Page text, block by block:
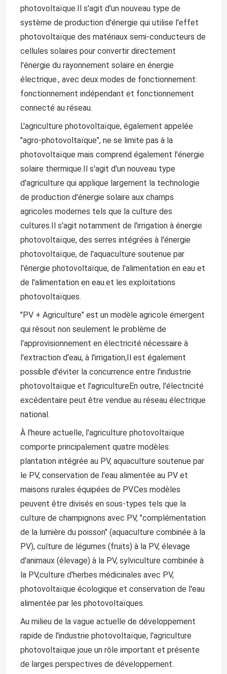
Maison
Produits
Vidéos
photovoltaïque.Il s'agit d'un nouveau type de
système de production d'énergie qui utilise l'effet
photovoltaïque des matériaux semi-conducteurs de
cellules solaires pour convertir directement
l'énergie du rayonnement solaire en énergie
électrique., avec deux modes de fonctionnement:
fonctionnement indépendant et fonctionnement
connecté au réseau.
L'agriculture photovoltaïque, également appelée
"agro-photovoltaïque", ne se limite pas à la
photovoltaïque mais comprend également l'énergie
solaire thermique.Il s'agit d'un nouveau type
d'agriculture qui applique largement la technologie
de production d'énergie solaire aux champs
agricoles modernes tels que la culture des
cultures.Il s'agit notamment de l'irrigation à énergie
photovoltaïque, des serres intégrées à l'énergie
photovoltaïque, de l'aquaculture soutenue par
l'énergie photovoltaïque, de l'alimentation en eau et
de l'alimentation en eau.et les exploitations
photovoltaïques.
"PV + Agriculture" est un modèle agricole émergent
qui résout non seulement le problème de
l'approvisionnement en électricité nécessaire à
l'extraction d'eau, à l'irrigation,Il est également
possible d'éviter la concurrence entre l'industrie
photovoltaïque et l'agricultureEn outre, l'électricité
excédentaire peut être vendue au réseau électrique
national.
À l'heure actuelle, l'agriculture photovoltaïque
comporte principalement quatre modèles:
plantation intégrée au PV, aquaculture soutenue par
le PV, conservation de l'eau alimentée au PV et
maisons rurales équipées de PV.Ces modèles
peuvent être divisés en sous-types tels que la
culture de champignons avec PV, "complémentation
de la lumière du poisson" (aquaculture combinée à la
PV), culture de légumes (fruits) à la PV, élevage
d'animaux (élevage) à la PV, sylviculture combinée à
la PV,culture d'herbes médicinales avec PV,
photovoltaïque écologique et conservation de l'eau
alimentée par les photovoltaïques.
Au milieu de la vague actuelle de développement
rapide de l'industrie photovoltaïque, l'agriculture
photovoltaïque joue un rôle important et présente
de larges perspectives de développement.